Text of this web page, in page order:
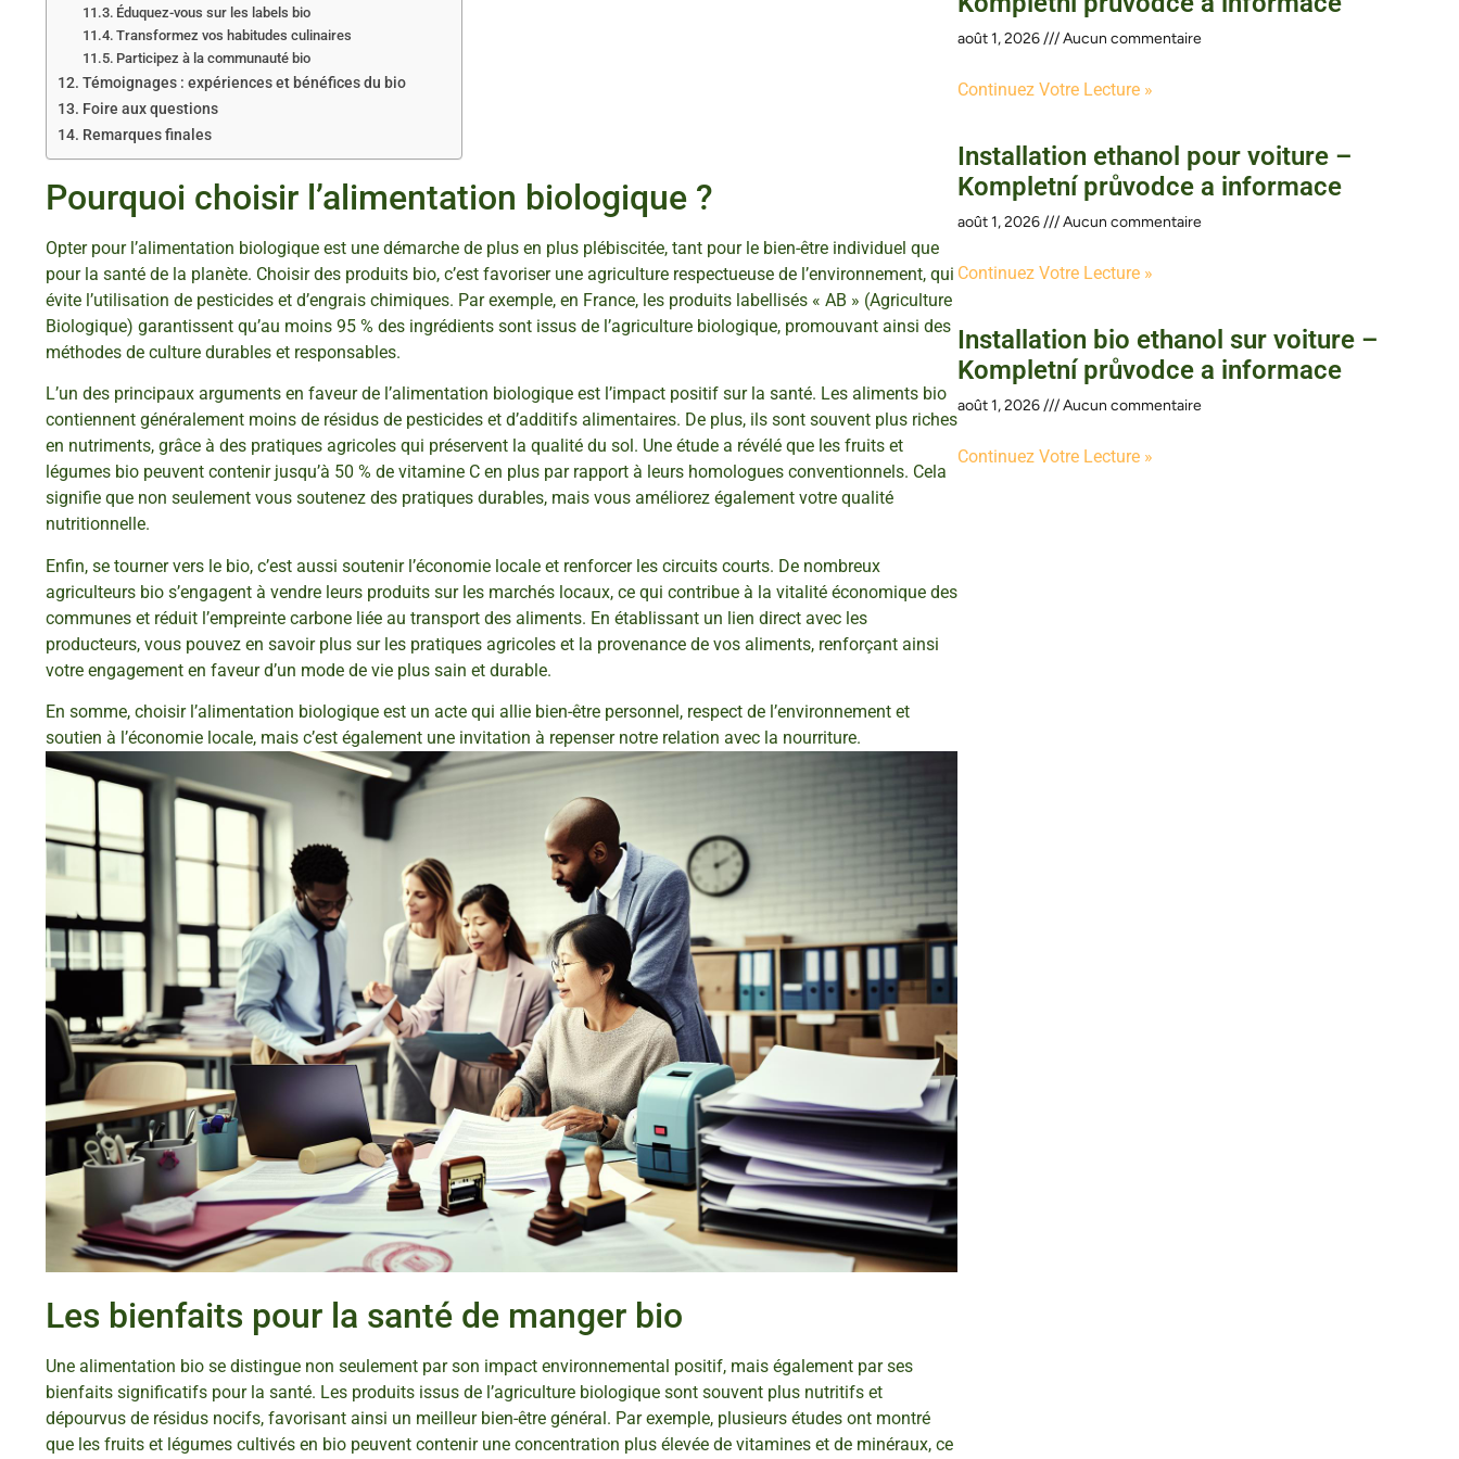
Éduquez-vous sur les labels bio
Transformez vos habitudes culinaires
Participez à la communauté bio
Témoignages : expériences et bénéfices du bio
Foire aux questions
Remarques finales
Pourquoi choisir l’alimentation biologique ?
Opter pour l’alimentation biologique est une démarche de plus en plus plébiscitée, tant pour le bien-être individuel que
pour la santé de la planète. Choisir des produits bio, c’est favoriser une agriculture respectueuse de l’environnement, qui
évite l’utilisation de pesticides et d’engrais chimiques. Par exemple, en France, les produits labellisés « AB » (Agriculture
Biologique) garantissent qu’au moins 95 % des ingrédients sont issus de l’agriculture biologique, promouvant ainsi des
méthodes de culture durables et responsables.
L’un des principaux arguments en faveur de l’alimentation biologique est l’impact positif sur la santé. Les aliments bio
contiennent généralement moins de résidus de pesticides et d’additifs alimentaires. De plus, ils sont souvent plus riches
en nutriments, grâce à des pratiques agricoles qui préservent la qualité du sol. Une étude a révélé que les fruits et
légumes bio peuvent contenir jusqu’à 50 % de vitamine C en plus par rapport à leurs homologues conventionnels. Cela
signifie que non seulement vous soutenez des pratiques durables, mais vous améliorez également votre qualité
nutritionnelle.
Enfin, se tourner vers le bio, c’est aussi soutenir l’économie locale et renforcer les circuits courts. De nombreux
agriculteurs bio s’engagent à vendre leurs produits sur les marchés locaux, ce qui contribue à la vitalité économique des
communes et réduit l’empreinte carbone liée au transport des aliments. En établissant un lien direct avec les
producteurs, vous pouvez en savoir plus sur les pratiques agricoles et la provenance de vos aliments, renforçant ainsi
votre engagement en faveur d’un mode de vie plus sain et durable.
En somme, choisir l’alimentation biologique est un acte qui allie bien-être personnel, respect de l’environnement et
soutien à l’économie locale, mais c’est également une invitation à repenser notre relation avec la nourriture.
Les bienfaits pour la santé de manger bio
Une alimentation bio se distingue non seulement par son impact environnemental positif, mais également par ses
bienfaits significatifs pour la santé. Les produits issus de l’agriculture biologique sont souvent plus nutritifs et
dépourvus de résidus nocifs, favorisant ainsi un meilleur bien-être général. Par exemple, plusieurs études ont montré
que les fruits et légumes cultivés en bio peuvent contenir une concentration plus élevée de vitamines et de minéraux, ce
août 1, 2026 Aucun commentaire
Continuez Votre Lecture »
Installation ethanol pour voiture –
Kompletní průvodce a informace
août 1, 2026 Aucun commentaire
Continuez Votre Lecture »
Installation bio ethanol sur voiture –
Kompletní průvodce a informace
août 1, 2026 Aucun commentaire
Continuez Votre Lecture »